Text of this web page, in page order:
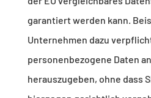
garantiert werden kann.
Unternehmen dazu
personenbezogene Daten
herauszugeben, ohne dass